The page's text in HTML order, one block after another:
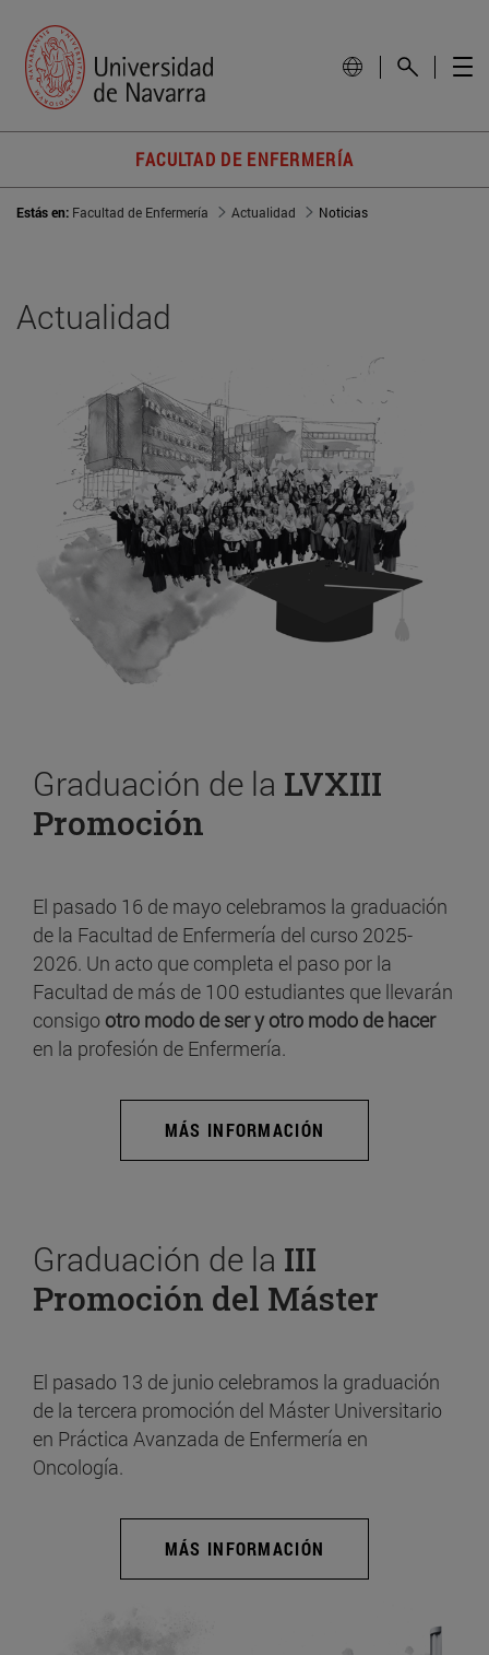
FACULTAD DE ENFERMERÍA
Estás en: Facultad de Enfermería Actualidad Noticias
Actualidad
Graduación de la LVXIII
Promoción
El pasado 16 de mayo celebramos la graduación
de la Facultad de Enfermería del curso 2025-
2026. Un acto que completa el paso por la
Facultad de más de 100 estudiantes que llevarán
consigo otro modo de ser y otro modo de hacer
en la profesión de Enfermería.
MÁS INFORMACIÓN
Graduación de la III
Promoción del Máster
El pasado 13 de junio celebramos la graduación
de la tercera promoción del Máster Universitario
en Práctica Avanzada de Enfermería en
Oncología.
MÁS INFORMACIÓN